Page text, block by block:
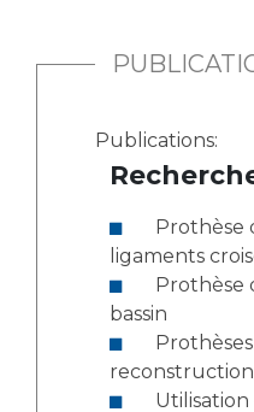
Publications:
ligaments
bassin